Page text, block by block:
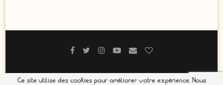
Ce site utilise des cookies pour améliorer votre expérience. Nous